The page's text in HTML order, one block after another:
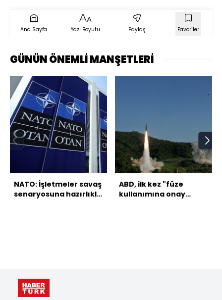
Ana Sayfa Yazı Boyutu Paylaş Favoriler
GÜNÜN ÖNEMLİ MANŞETLERİ
NATO: İşletmeler savaş
senaryosuna hazırlıklı
ABD, ilk kez "füze
kullanımına onay